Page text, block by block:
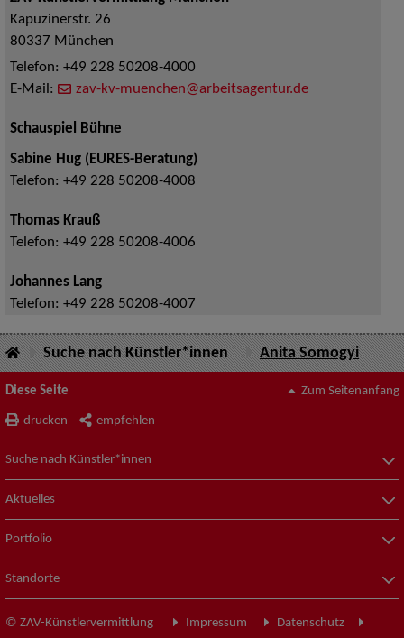
Kapuzinerstr. 26
80337 München
Telefon: +49 228 50208-4000
E-Mail:
zav-kv-muenchen@arbeitsagentur.de
Schauspiel Bühne
Sabine Hug (EURES-Beratung)
Telefon: +49 228 50208-4008
Thomas Krauß
Telefon: +49 228 50208-4006
Johannes Lang
Telefon: +49 228 50208-4007
Suche nach Künstler*innen Anita Somogyi
Diese Seite
drucken empfehlen
Zum Seitenanfang
Suche nach Künstler*innen
Aktuelles
Portfolio
Standorte
© ZAV-Künstlervermittlung Impressum
Datenschutz